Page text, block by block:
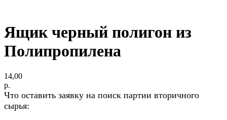
Ящик черный полигон из
Полипропилена
14,00
р.
Что оставить заявку на поиск партии вторичного
сырья: